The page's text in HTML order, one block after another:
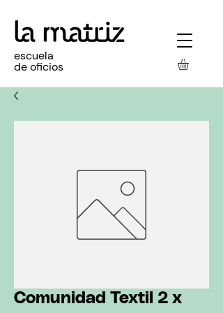
escuela
de oficios
Comunidad Textil 2 x